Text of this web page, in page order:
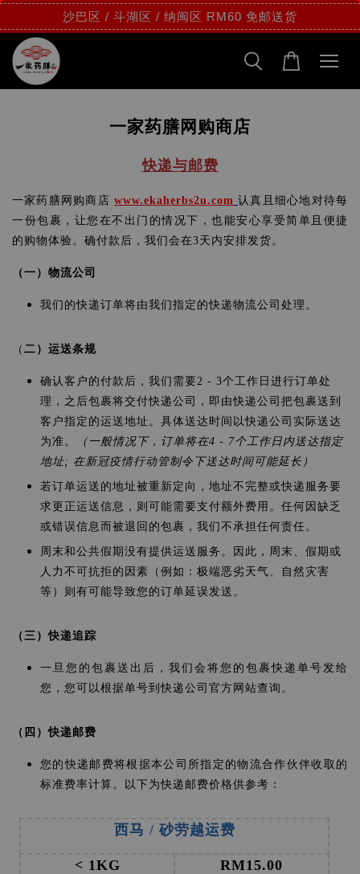
沙巴区 / 斗湖区 / 纳闽区 RM60 免邮送货
一家药膳网购商店
快递与邮费
一家药膳网购商店 www.ekaherbs2u.com 认真且细心地对待每
一份包裹，让您在不出门的情况下，也能安心享受简单且便捷
的购物体验。确付款后，我们会在3天内安排发货。
（一）物流公司
我们的快递订单将由我们指定的快递物流公司处理。
（ 二）运送条规
确认客户的付款后，我们需要2 - 3个工作日进行订单处
理，之后包裹将交付快递公司，即由快递公司把包裹送到
客户指定的运送地址。具体送达时间以快递公司实际送达
为准。
（一般情况下，订单将在4 - 7个工作日内送达指定
地址; 在新冠疫情行动管制令下送达时间可能延长）
若订单运送的地址被重新定向，地址不完整或快递服务要
求更正运送信息，则可能需要支付额外费用。任何因缺乏
或错误信息而被退回的包裹，我们不承担任何责任。
周末和公共假期没有提供运送服务。因此，周末、假期或
人力不可抗拒的因素（例如：极端恶劣天气、自然灾害
等）则有可能导致您的订单延误发送。
（三）快递追踪
一旦您的包裹送出后，我们会将您的包裹快递单号发给
您，您可以根据单号到快递公司官方网站查询。
（四）快递邮费
您的快递邮费将根据本公司所指定的物流合作伙伴收取的
标准费率计算。以下为快递邮费价格供参考：
西马 / 砂劳越运费
< 1KG RM15.00